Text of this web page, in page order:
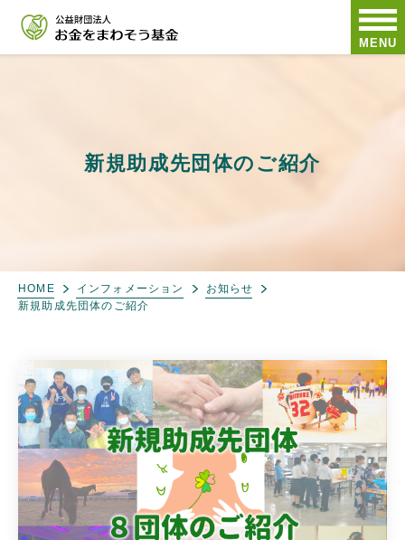
MENU
新規助成先団体のご紹介
HOME インフォメーション
お知らせ
新規助成先団体のご紹介